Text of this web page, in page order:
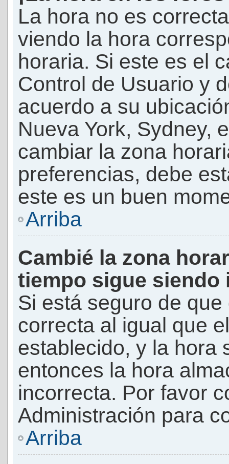
La hora no es
viendo la hora
horaria. Si este es el
Control de Usuario y
acuerdo a su
Nueva York, Sydney,
cambiar la zona
preferencias, debe
este es un buen
Arriba
Cambié la zona
tiempo sigue siendo
Si está seguro de
correcta al igual que
establecido, y la hora
entonces la hora
incorrecta. Por favor
Administración para
Arriba